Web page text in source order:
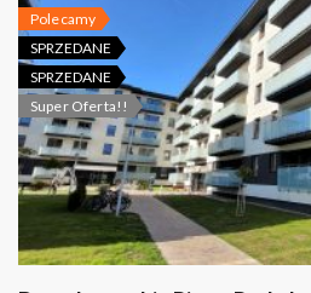
Polecamy
SPRZEDANE
SPRZEDANE
Super Oferta!!